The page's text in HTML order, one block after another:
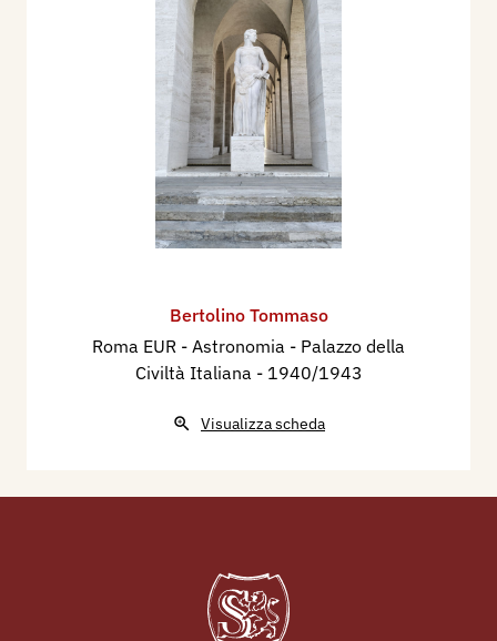
Bertolino Tommaso
Roma EUR - Astronomia - Palazzo della
Civiltà Italiana - 1940/1943
Visualizza scheda